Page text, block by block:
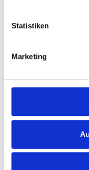
Statistiken
Marketing
LASCANA
Bindebändern.
kombinierbar.
24,99 €*